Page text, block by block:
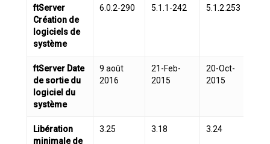
ftServer
Création de
logiciels de
système
6.0.2-290 5.1.1-242 5.1.2.253
ftServer Date
de sortie du
logiciel du
système
9 août
2016
21-Feb-
2015
20-Oct-
2015
Libération
minimale de
3.25 3.18 3.24